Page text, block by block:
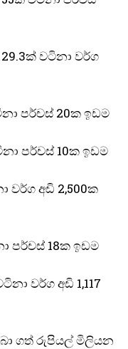
වටිනා වර්ග
පර්චස් 20ක ඉඩම
පර්චස් 10ක ඉඩම
වර්ග අඩි 2,500ක
පර්චස් 18ක ඉඩම
වර්ග අඩි 1,117
ගත් රුපියල් මිලියන